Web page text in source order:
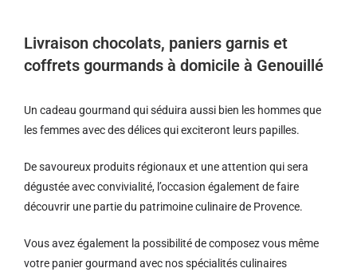
Livraison chocolats, paniers garnis et
coffrets gourmands à domicile à Genouillé
Un cadeau gourmand qui séduira aussi bien les hommes que
les femmes avec des délices qui exciteront leurs papilles.
De savoureux produits régionaux et une attention qui sera
dégustée avec convivialité, l’occasion également de faire
découvrir une partie du patrimoine culinaire de Provence.
Vous avez également la possibilité de composez vous même
votre panier gourmand avec nos spécialités culinaires